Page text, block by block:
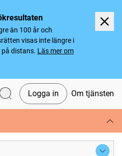
än 100 år och
visas inte längre i
distans. Läs mer om
Logga in Om tjänsten